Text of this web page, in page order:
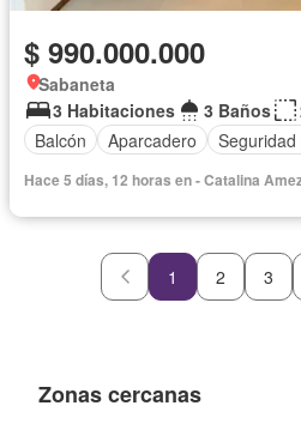
$ 990.000.000
Sabaneta
3 Habitaciones
3 Baños
Balcón
Aparcadero Seguridad
Hace 5 días, 12 horas en - Catalina
1 2 3
Zonas cercanas